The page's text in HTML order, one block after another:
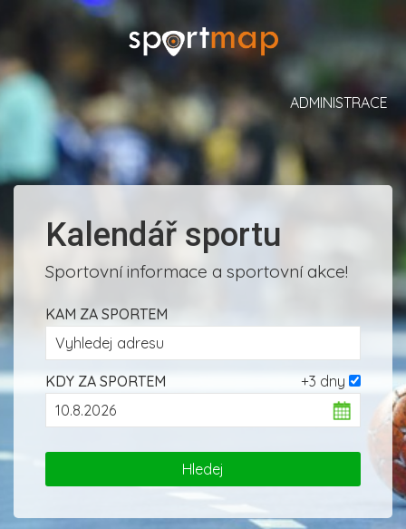
ADMINISTRACE
Kalendář sportu
Sportovní informace a sportovní akce!
KAM ZA SPORTEM
+3 dny
KDY ZA SPORTEM